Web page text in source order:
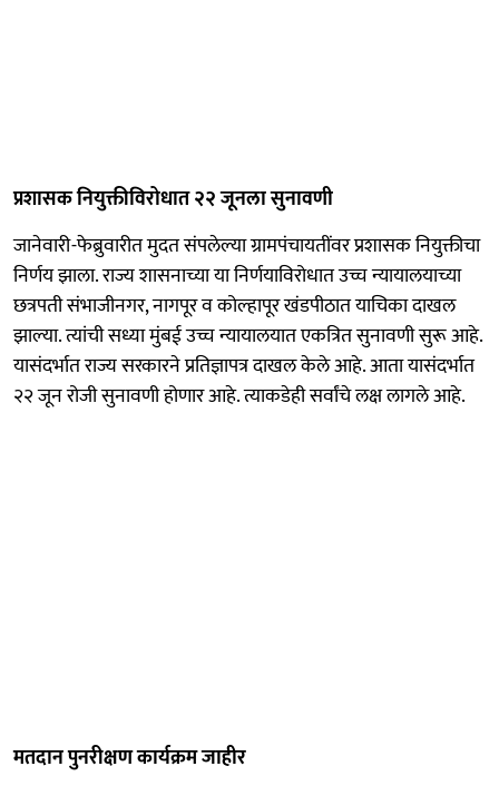
प्रशासक नियुक्तीविरोधात २२ जूनला सुनावणी
जानेवारी-फेब्रुवारीत मुदत संपलेल्या ग्रामपंचायतींवर प्रशासक नियुक्तीचा
निर्णय झाला. राज्य शासनाच्या या निर्णयाविरोधात उच्च न्यायालयाच्या
छत्रपती संभाजीनगर, नागपूर व कोल्हापूर खंडपीठात याचिका दाखल
झाल्या. त्यांची सध्या मुंबई उच्च न्यायालयात एकत्रित सुनावणी सुरू आहे.
यासंदर्भात राज्य सरकारने प्रतिज्ञापत्र दाखल केले आहे. आता यासंदर्भात
२२ जून रोजी सुनावणी होणार आहे. त्याकडेही सर्वांचे लक्ष लागले आहे.
मतदान पुनरीक्षण कार्यक्रम जाहीर